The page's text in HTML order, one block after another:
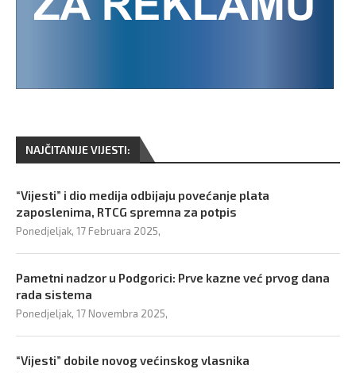
NAJČITANIJE VIJESTI:
“Vijesti” i dio medija odbijaju povećanje plata
zaposlenima, RTCG spremna za potpis
Ponedjeljak, 17 Februara 2025,
Pametni nadzor u Podgorici: Prve kazne već prvog dana
rada sistema
Ponedjeljak, 17 Novembra 2025,
“Vijesti” dobile novog većinskog vlasnika